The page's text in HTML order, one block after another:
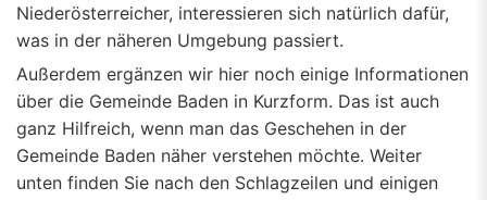
Niederösterreicher, interessieren sich natürlich dafür,
was in der näheren Umgebung passiert.
Außerdem ergänzen wir hier noch einige Informationen
über die Gemeinde Baden in Kurzform. Das ist auch
ganz Hilfreich, wenn man das Geschehen in der
Gemeinde Baden näher verstehen möchte. Weiter
unten finden Sie nach den Schlagzeilen und einigen